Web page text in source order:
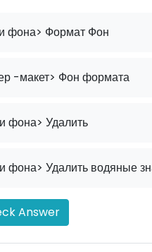
фона> Формат Фон
-макет> Фон формата
фона> Удалить
фона> Удалить водяные
Answer